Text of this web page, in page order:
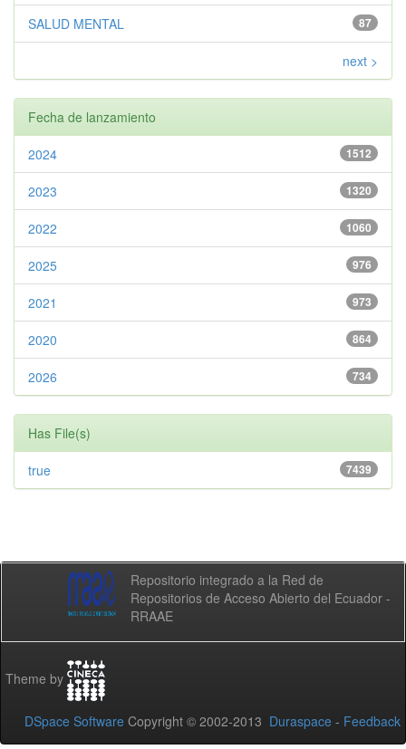
87
SALUD MENTAL
next >
Fecha de lanzamiento
1512
2024
1320
2023
1060
2022
976
2025
973
2021
864
2020
734
2026
Has File(s)
7439
true
Repositorio integrado a la Red de
Repositorios de Acceso Abierto del Ecuador -
RRAAE
Theme by
DSpace Software Copyright © 2002-2013 Duraspace - Feedback